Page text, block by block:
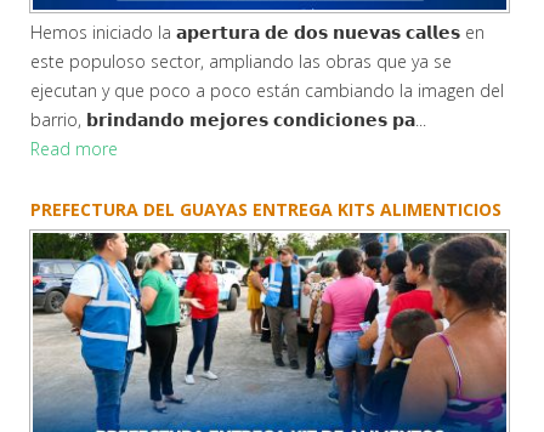
Hemos iniciado la 𝗮𝗽𝗲𝗿𝘁𝘂𝗿𝗮 𝗱𝗲 𝗱𝗼𝘀 𝗻𝘂𝗲𝘃𝗮𝘀 𝗰𝗮𝗹𝗹𝗲𝘀 en
este populoso sector, ampliando las obras que ya se
ejecutan y que poco a poco están cambiando la imagen del
barrio, 𝗯𝗿𝗶𝗻𝗱𝗮𝗻𝗱𝗼 𝗺𝗲𝗷𝗼𝗿𝗲𝘀 𝗰𝗼𝗻𝗱𝗶𝗰𝗶𝗼𝗻𝗲𝘀 𝗽𝗮...
Read more
PREFECTURA DEL GUAYAS ENTREGA KITS ALIMENTICIOS